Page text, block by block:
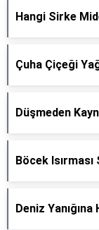
Hangi Sirke
Çuha Çiçeği
Düşmeden
Böcek Isırması
Deniz